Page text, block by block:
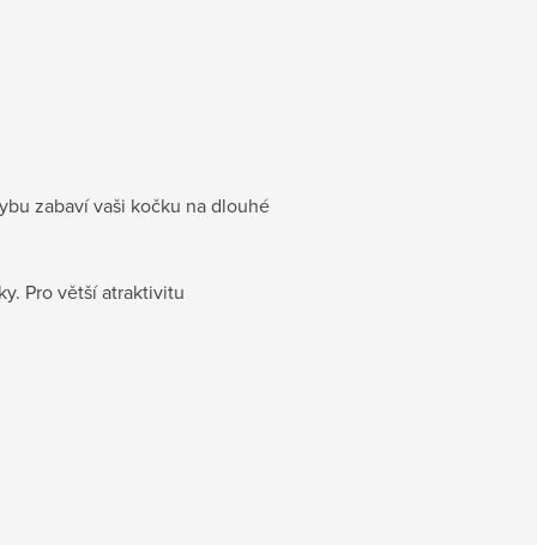
zabaví vaši kočku na dlouhé
Pro větší atraktivitu